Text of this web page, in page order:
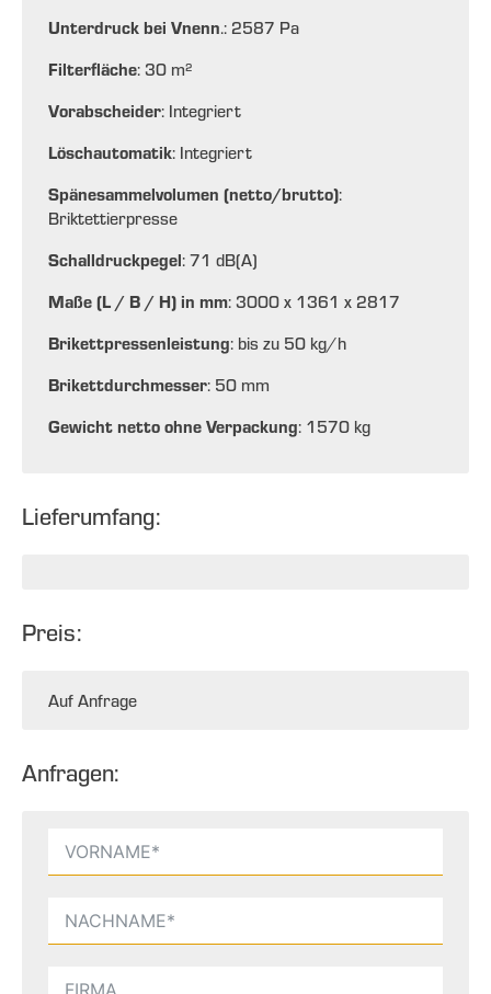
Unterdruck bei Vnenn.: 2587 Pa
Filterfläche: 30 m²
Vorabscheider: Integriert
Löschautomatik: Integriert
Spänesammelvolumen (netto/brutto):
Briktettierpresse
Schalldruckpegel: 71 dB(A)
Maße (L / B / H) in mm: 3000 x 1361 x 2817
Brikettpressenleistung: bis zu 50 kg/h
Brikettdurchmesser: 50 mm
Gewicht netto ohne Verpackung: 1570 kg
Lieferumfang:
Preis:
Auf Anfrage
Anfragen: